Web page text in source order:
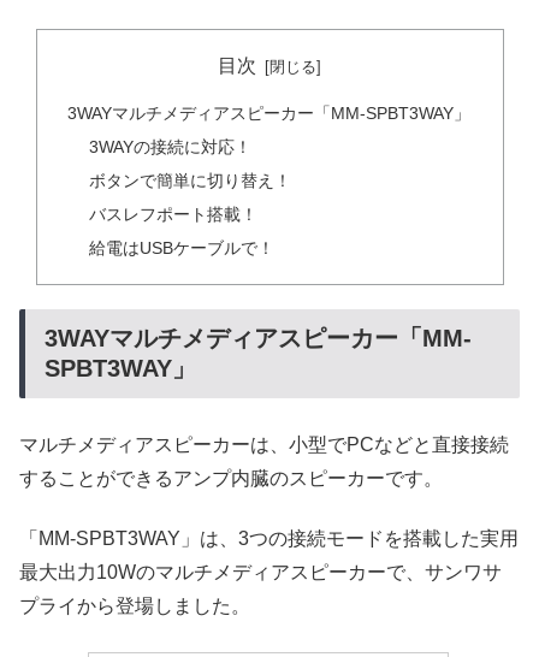
目次
3WAYマルチメディアスピーカー「MM-SPBT3WAY」
3WAYの接続に対応！
ボタンで簡単に切り替え！
バスレフポート搭載！
給電はUSBケーブルで！
3WAYマルチメディアスピーカー「MM-
SPBT3WAY」
マルチメディアスピーカーは、小型でPCなどと直接接続
することができるアンプ内臓のスピーカーです。
「MM-SPBT3WAY」は、3つの接続モードを搭載した実用
最大出力10Wのマルチメディアスピーカーで、サンワサ
プライから登場しました。